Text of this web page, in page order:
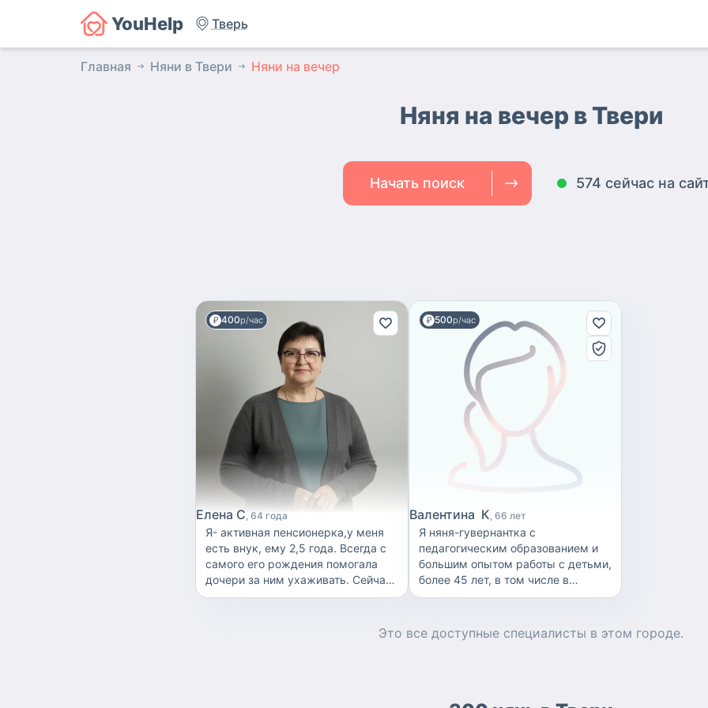
YouHelp Тверь
Главная Няни в Твери Няни на вечер
Няня на вечер в Твери
Начать поиск 574 сейчас на
400р/час
Елена С 64 года
Я- активная пенсионерка,у меня
есть внук, ему 2,5 года. Всегда с
самого его рождения помогала
дочери за ним ухаживать. Сейчас
он подрос, я, могу сварить ему
500р/час
Валентина К 66 лет
Я няня-гувернантка с
педагогическим образованием и
большим опытом работы с детьми,
более 45 лет, в том числе в
семьях более 25ти лет. Человек я
творческий, ответственно
Это все доступные специалисты в этом городе.